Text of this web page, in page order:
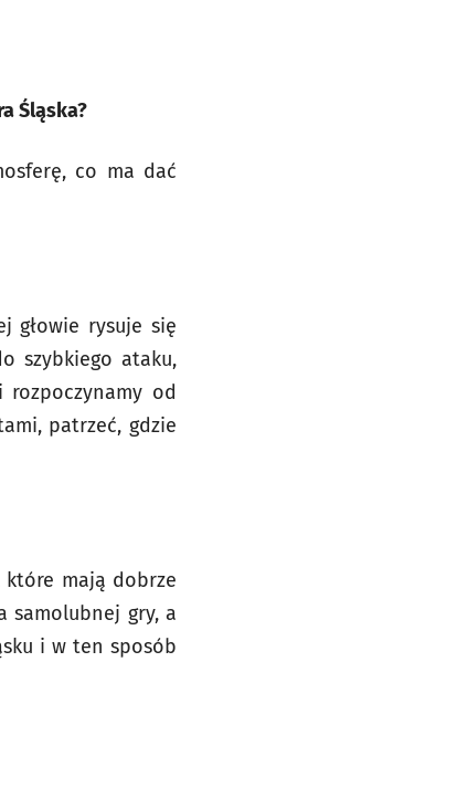
Śląska?
co ma dać
głowie rysuje się
szybkiego ataku,
od
patrzeć, gdzie
które mają dobrze
samolubnej gry, a
i w ten sposób